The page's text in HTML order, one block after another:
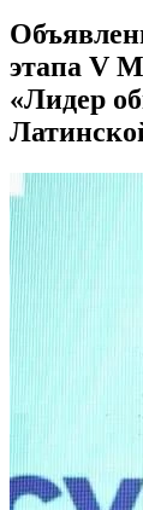
этапа V
«Лидер